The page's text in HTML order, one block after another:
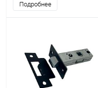
Подробнее